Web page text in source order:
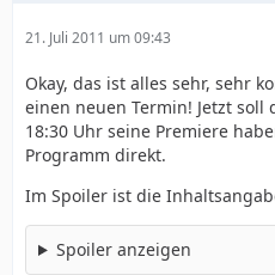
21. Juli 2011 um 09:43
Okay, das ist alles sehr, sehr
einen neuen Termin! Jetzt soll
18:30 Uhr seine Premiere
Programm direkt.
Im Spoiler ist die
Spoiler anzeigen